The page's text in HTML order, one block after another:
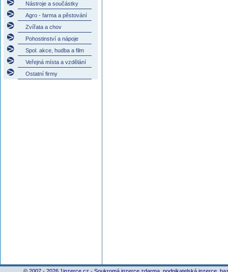
Nástroje a součástky
Agro - farma a pěstování
Zvířata a chov
Pohostinství a nápoje
Spol. akce, hudba a film
Veřejná místa a vzdělání
Ostatní firmy